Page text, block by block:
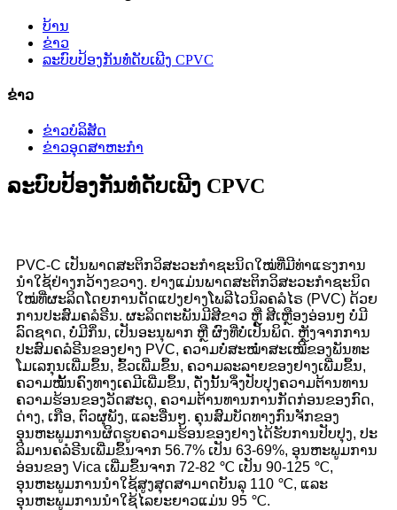
ບ້ານ
ຂ່າວ
ລະບົບປ້ອງກັນທໍ່ດັບເພີງ CPVC
ຂ່າວ
ຂ່າວບໍລິສັດ
ຂ່າວອຸດສາຫະກຳ
ລະບົບປ້ອງກັນທໍ່ດັບເພີງ CPVC
PVC-C ເປັນພາດສະຕິກວິສະວະກຳຊະນິດໃໝ່ທີ່ມີທ່າແຮງການ
ນຳໃຊ້ຢ່າງກວ້າງຂວາງ. ຢາງແມ່ນພາດສະຕິກວິສະວະກຳຊະນິດ
ໃໝ່ທີ່ຜະລິດໂດຍການດັດແປງຢາງໂພລີໄວນິລຄລໍໄຣ (PVC) ດ້ວຍ
ການປະສົມຄລໍຣີນ. ຜະລິດຕະພັນມີສີຂາວ ຫຼື ສີເຫຼືອງອ່ອນໆ ບໍ່ມີ
ລົດຊາດ, ບໍ່ມີກິ່ນ, ເປັນອະນຸພາກ ຫຼື ຜົງທີ່ບໍ່ເປັນພິດ. ຫຼັງຈາກການ
ປະສົມຄລໍຣີນຂອງຢາງ PVC, ຄວາມບໍ່ສະໝໍ່າສະເໝີຂອງພັນທະ
ໂມເລກຸນເພີ່ມຂຶ້ນ, ຂົ້ວເພີ່ມຂຶ້ນ, ຄວາມລະລາຍຂອງຢາງເພີ່ມຂຶ້ນ,
ຄວາມໝັ້ນຄົງທາງເຄມີເພີ່ມຂຶ້ນ, ດັ່ງນັ້ນຈຶ່ງປັບປຸງຄວາມຕ້ານທານ
ຄວາມຮ້ອນຂອງວັດສະດຸ, ຄວາມຕ້ານທານການກັດກ່ອນຂອງກົດ,
ດ່າງ, ເກືອ, ຕົວຜຸພັງ, ແລະອື່ນໆ. ຄຸນສົມບັດທາງກົນຈັກຂອງ
ອຸນຫະພູມການຜິດຮູບຄວາມຮ້ອນຂອງຢາງໄດ້ຮັບການປັບປຸງ, ປະ
ລິມານຄລໍຣີນເພີ່ມຂຶ້ນຈາກ 56.7% ເປັນ 63-69%, ອຸນຫະພູມການ
ອ່ອນຂອງ Vica ເພີ່ມຂຶ້ນຈາກ 72-82 ℃ ເປັນ 90-125 ℃,
ອຸນຫະພູມການນຳໃຊ້ສູງສຸດສາມາດບັນລຸ 110 ℃, ແລະ
ອຸນຫະພູມການນຳໃຊ້ໄລຍະຍາວແມ່ນ 95 ℃.